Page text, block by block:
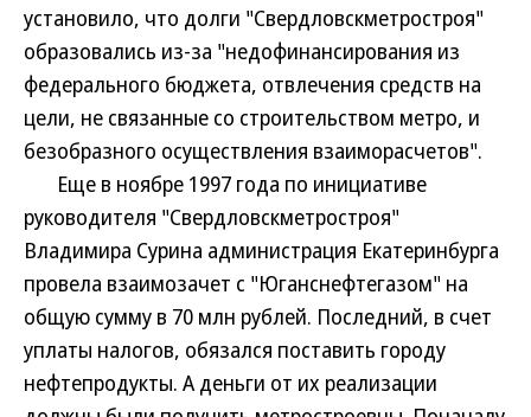
установило, что долги "Свердловскметростроя"
образовались из-за "недофинансирования из
федерального бюджета, отвлечения средств на
цели, не связанные со строительством метро, и
безобразного осуществления взаиморасчетов".
Еще в ноябре 1997 года по инициативе
руководителя "Свердловскметростроя"
Владимира Сурина администрация Екатеринбурга
провела взаимозачет с "Юганснефтегазом" на
общую сумму в 70 млн рублей. Последний, в счет
уплаты налогов, обязался поставить городу
нефтепродукты. А деньги от их реализации